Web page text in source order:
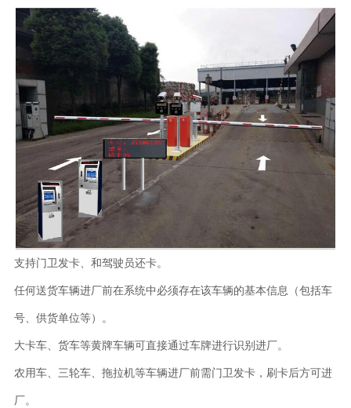
支持门卫发卡、和驾驶员还卡。
任何送货车辆进厂前在系统中必须存在该车辆的基本信息（包括车
号、供货单位等）。
大卡车、货车等黄牌车辆可直接通过车牌进行识别进厂。
农用车、三轮车、拖拉机等车辆进厂前需门卫发卡，刷卡后方可进
厂。